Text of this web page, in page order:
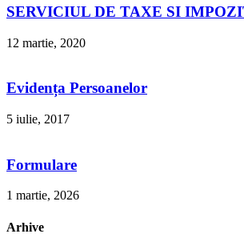
SERVICIUL DE TAXE SI
12 martie, 2020
Evidența Persoanelor
5 iulie, 2017
Formulare
1 martie, 2026
Arhive